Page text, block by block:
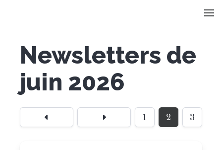
Newsletters de
juin 2026
1 2 3